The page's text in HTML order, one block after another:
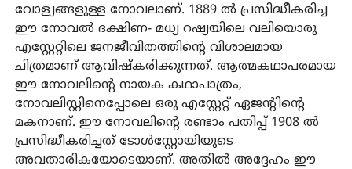
വോള്യങ്ങളുള്ള നോവലാണ്. 1889 ൽ പ്രസിദ്ധീകരിച്ച
ഈ നോവൽ ദക്ഷിണ- മധ്യ റഷ്യയിലെ വലിയൊരു
എസ്റ്റേറ്റിലെ ജനജീവിതത്തിന്റെ വിശാലമായ
ചിത്രമാണ് ആവിഷ്‌കരിക്കുന്നത്. ആത്മകഥാപരമായ
ഈ നോവലിന്റെ നായക കഥാപാത്രം,
നോവലിസ്റ്റിനെപ്പോലെ ഒരു എസ്റ്റേറ്റ് ഏജന്റിന്റെ
മകനാണ്. ഈ നോവലിന്റെ രണ്ടാം പതിപ്പ് 1908 ൽ
പ്രസിദ്ധീകരിച്ചത് ടോൾസ്റ്റോയിയുടെ
അവതാരികയോടെയാണ്. അതിൽ അദ്ദേഹം ഈ